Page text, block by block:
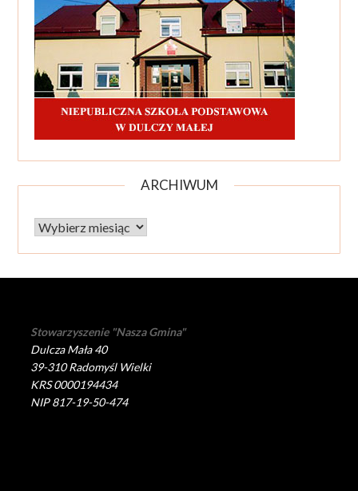
ARCHIWUM
Archiwum
Stowarzyszenie "Nasza Gmina"
Dulcza Mała 40
39-310 Radomyśl Wielki
KRS 0000194434
NIP 817-19-50-474